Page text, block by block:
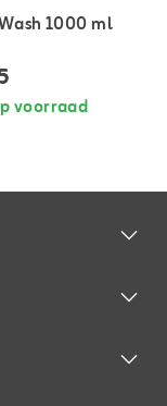
1000 ml
voorraad